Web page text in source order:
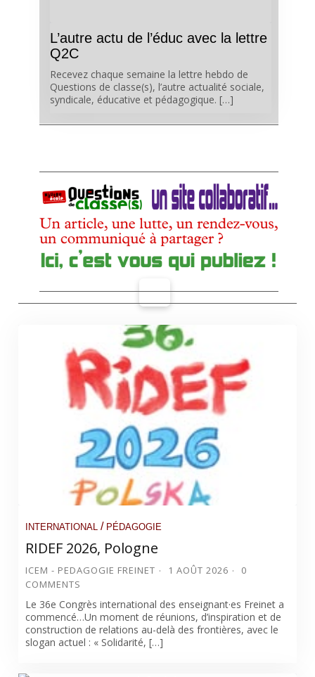
L’autre actu de l’éduc avec la lettre
Q2C
Recevez chaque semaine la lettre hebdo de
Questions de classe(s), l’autre actualité sociale,
syndicale, éducative et pédagogique. […]
INTERNATIONAL / PÉDAGOGIE
RIDEF 2026, Pologne
ICEM - PEDAGOGIE FREINET 1 AOÛT 2026
0
COMMENTS
Le 36e Congrès international des enseignant·es Freinet a
commencé…Un moment de réunions, d’inspiration et de
construction de relations au-delà des frontières, avec le
slogan actuel : « Solidarité, […]